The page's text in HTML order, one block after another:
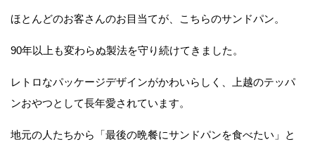
ほとんどのお客さんのお目当てが、こちらのサンドパン。
90年以上も変わらぬ製法を守り続けてきました。
レトロなパッケージデザインがかわいらしく、上越のテッパ
ンおやつとして長年愛されています。
地元の人たちから「最後の晩餐にサンドパンを食べたい」と